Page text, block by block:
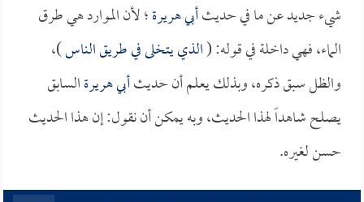
شيء جديد عن ما في حديثأبي هريرة؛ لأن الموارد هي طرق
الماء، فهي داخلة في قوله: (الذي يتخلى في طريق الناس)،
والظل سبق ذكره، وبذلك يعلم أن حديثأبي هريرةالسابق
يصلح شاهداً لهذا الحديث، وبه يمكن أن نقول: إن هذا الحديث
حسن لغيره.